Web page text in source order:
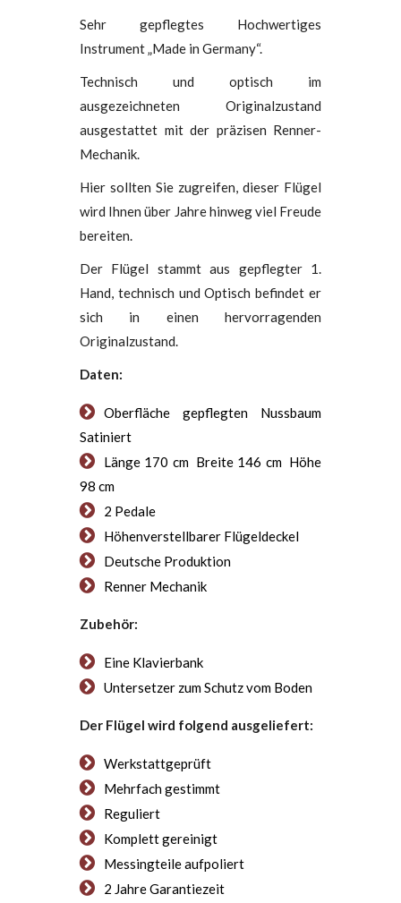
Sehr gepflegtes Hochwertiges
Instrument „Made in Germany“.
Technisch und optisch im
ausgezeichneten Originalzustand
ausgestattet mit der präzisen Renner-
Mechanik.
Hier sollten Sie zugreifen, dieser Flügel
wird Ihnen über Jahre hinweg viel Freude
bereiten.
Der Flügel stammt aus gepflegter 1.
Hand, technisch und Optisch befindet er
sich in einen hervorragenden
Originalzustand.
Daten:
Oberfläche gepflegten Nussbaum
Satiniert
Länge 170 cm Breite 146 cm Höhe
98 cm
2 Pedale
Höhenverstellbarer Flügeldeckel
Deutsche Produktion
Renner Mechanik
Zubehör:
Eine Klavierbank
Untersetzer zum Schutz vom Boden
Der Flügel wird folgend ausgeliefert:
Werkstattgeprüft
Mehrfach gestimmt
Reguliert
Komplett gereinigt
Messingteile aufpoliert
2 Jahre Garantiezeit